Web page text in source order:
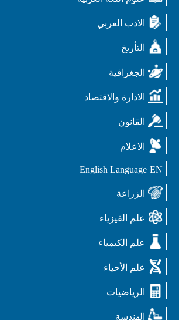
الادب العربي
التأريخ
الجغرافية
الادارة والاقتصاد
القانون
الاعلام
EN
English Language
الزراعة
علم الفيزياء
علم الكيمياء
علم الأحياء
الرياضيات
الهندسة